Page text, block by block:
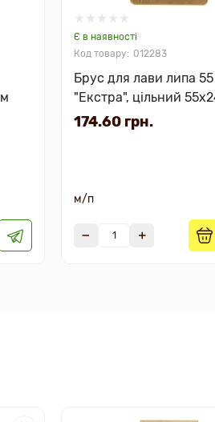
Є в наявності
012283
Брус для лави липа 55
"Екстра", цільний
3000мм
174.60 грн.
м/п